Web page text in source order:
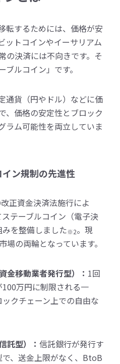
転するためには、価格が安
ットコインやイーサリアム
の決済には不向きです。そ
ルコイン」です。
通貨（円やドル）などに価
、価格の安定性とブロック
ラム可能性を両立していま
ン規制の先進性
正資金決済法施行によ
テーブルコイン（電子決
を整備しました※2。現
場の両輪となっています。
金移動業者発行型）： 1回
万円に制限される一
クチェーン上での自由な
託型）：信託銀行が発行す
、送金上限がなく、BtoB